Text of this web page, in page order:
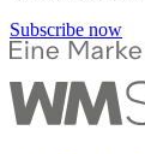
Subscribe now